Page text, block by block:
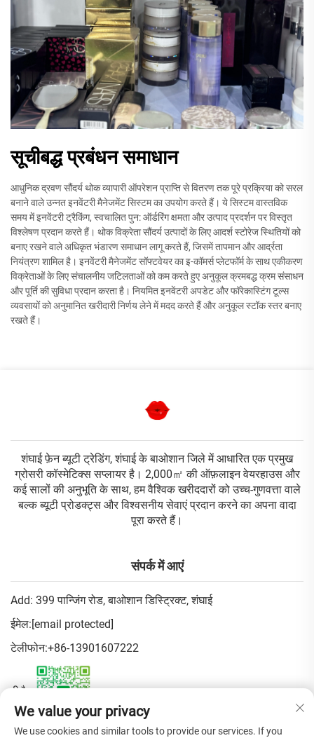
सूचीबद्ध प्रबंधन समाधान
आधुनिक द्रवण सौंदर्य थोक व्यापारी ऑपरेशन प्राप्ति से वितरण तक पूरे प्रक्रिया को सरल
बनाने वाले उन्नत इनवेंटरी मैनेजमेंट सिस्टम का उपयोग करते हैं। ये सिस्टम वास्तविक
समय में इनवेंटरी ट्रैकिंग, स्वचालित पुन: ऑर्डरिंग क्षमता और उत्पाद प्रदर्शन पर विस्तृत
विश्लेषण प्रदान करते हैं। थोक विक्रेता सौंदर्य उत्पादों के लिए आदर्श स्टोरेज स्थितियों को
बनाए रखने वाले अधिकृत भंडारण समाधान लागू करते हैं, जिसमें तापमान और आर्द्रता
नियंत्रण शामिल है। इनवेंटरी मैनेजमेंट सॉफ्टवेयर का इ-कॉमर्स प्लेटफॉर्म के साथ एकीकरण
विक्रेताओं के लिए संचालनीय जटिलताओं को कम करते हुए अनुकूल क्रमबद्ध क्रम संसाधन
और पूर्ति की सुविधा प्रदान करता है। नियमित इनवेंटरी अपडेट और फॉरेकास्टिंग टूल्स
व्यवसायों को अनुमानित खरीदारी निर्णय लेने में मदद करते हैं और अनुकूल स्टॉक स्तर बनाए
रखते हैं।
शंघाई फ़ेन ब्यूटी ट्रेडिंग, शंघाई के बाओशान जिले में आधारित एक प्रमुख
ग्रोसरी कॉस्मेटिक्स सप्लायर है। 2,000㎡ की ऑफ़लाइन वेयरहाउस और
कई सालों की अनुभूति के साथ, हम वैश्विक खरीददारों को उच्च-गुणवत्ता वाले
बल्क ब्यूटी प्रोडक्ट्स और विश्वसनीय सेवाएं प्रदान करने का अपना वादा
पूरा करते हैं।
संपर्क में आएं
Add: 399 पान्जिंग रोड, बाओशान डिस्ट्रिक्ट, शंघाई
ईमेल:[email protected]
टेलीफोन:+86-13901607222
वीचैट:
We value your privacy
We use cookies and similar tools to provide our services. If you